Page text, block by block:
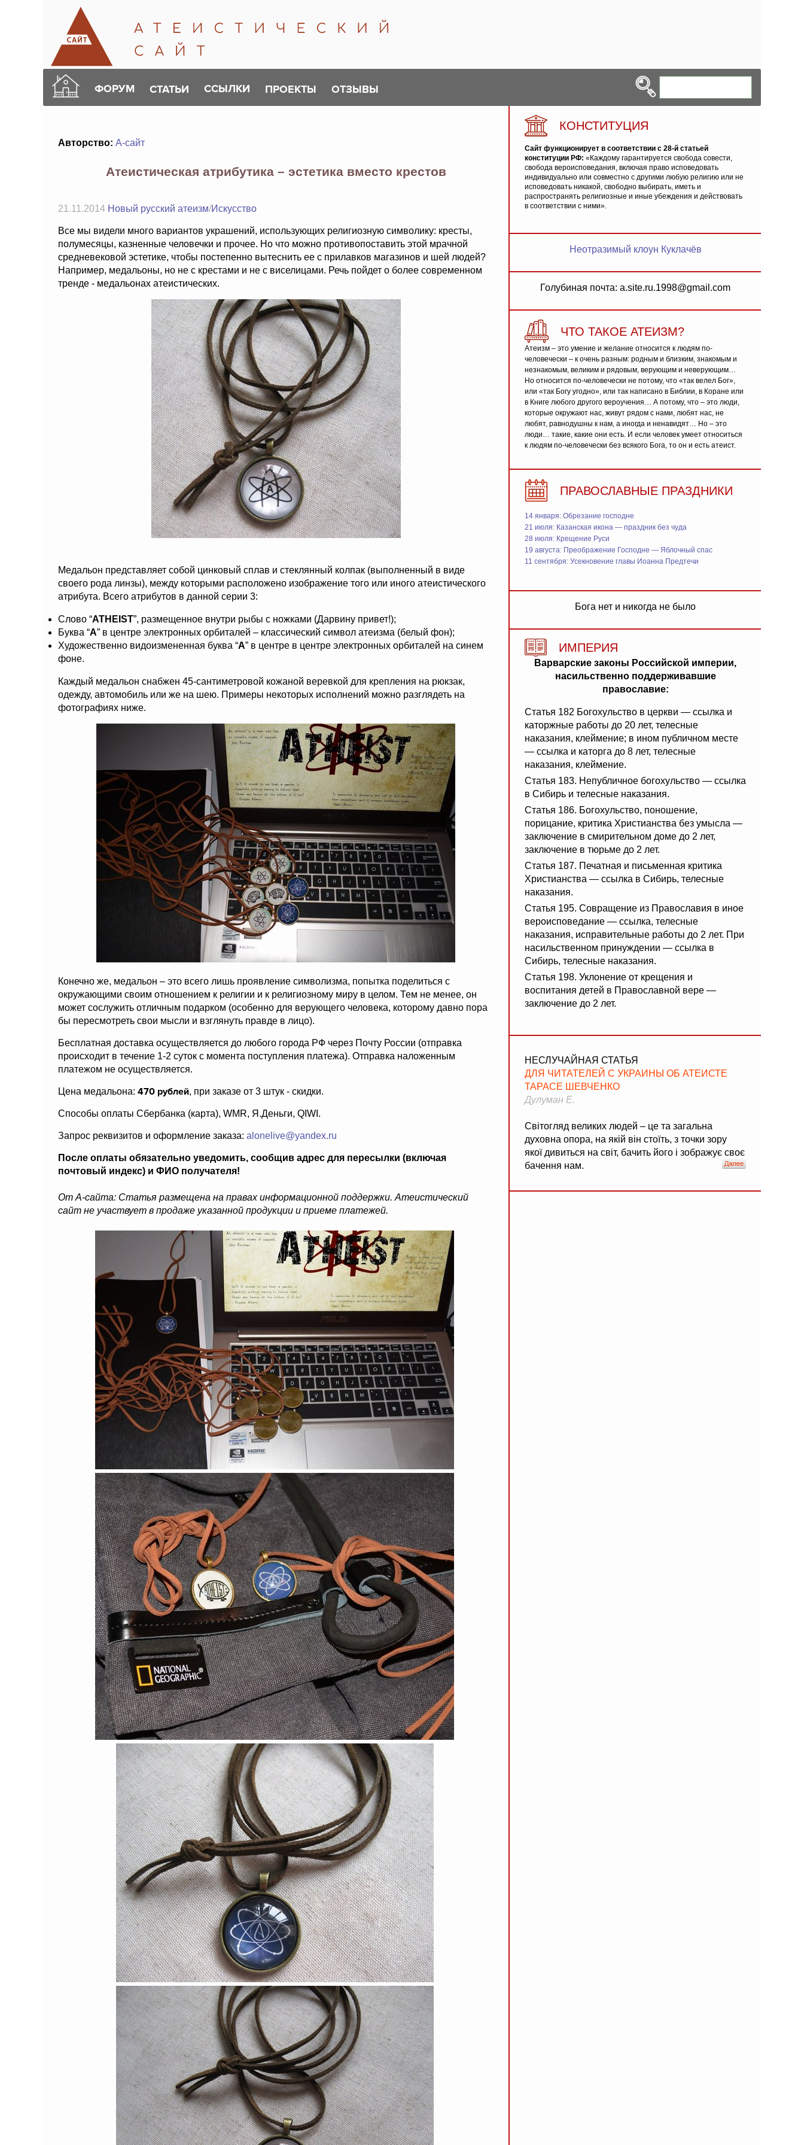
ФОРУМ СТАТЬИ ССЫЛКИ ПРОЕКТЫ ОТЗЫВЫ
Авторство: А-сайт
Атеистическая атрибутика – эстетика вместо крестов
21.11.2014 Новый русский атеизм/Искусство
Все мы видели много вариантов украшений, использующих религиозную символику: кресты,
полумесяцы, казненные человечки и прочее. Но что можно противопоставить этой мрачной
средневековой эстетике, чтобы постепенно вытеснить ее с прилавков магазинов и шей людей?
Например, медальоны, но не с крестами и не с виселицами. Речь пойдет о более современном
тренде - медальонах атеистических.
Медальон представляет собой цинковый сплав и стеклянный колпак (выполненный в виде
своего рода линзы), между которыми расположено изображение того или иного атеистического
атрибута. Всего атрибутов в данной серии 3:
Слово “ATHEIST”, размещенное внутри рыбы с ножками (Дарвину привет!);
Буква “A” в центре электронных орбиталей – классический символ атеизма (белый фон);
Художественно видоизмененная буква “A” в центре в центре электронных орбиталей на синем
фоне.
Каждый медальон снабжен 45-сантиметровой кожаной веревкой для крепления на рюкзак,
одежду, автомобиль или же на шею. Примеры некоторых исполнений можно разглядеть на
фотографиях ниже.
Конечно же, медальон – это всего лишь проявление символизма, попытка поделиться с
окружающими своим отношением к религии и к религиозному миру в целом. Тем не менее, он
может сослужить отличным подарком (особенно для верующего человека, которому давно пора
бы пересмотреть свои мысли и взглянуть правде в лицо).
Бесплатная доставка осуществляется до любого города РФ через Почту России (отправка
происходит в течение 1-2 суток с момента поступления платежа). Отправка наложенным
платежом не осуществляется.
Цена медальона: 470 рублей, при заказе от 3 штук - скидки.
Способы оплаты Сбербанка (карта), WMR, Я.Деньги, QIWI.
Запрос реквизитов и оформление заказа: alonelive@yandex.ru
После оплаты обязательно уведомить, сообщив адрес для пересылки (включая
почтовый индекс) и ФИО получателя!
От А-сайта: Статья размещена на правах информационной поддержки. Атеистический
сайт не участвует в продаже указанной продукции и приеме платежей.
КОНСТИТУЦИЯ
Сайт функционирует в соответствии с 28-й статьей
конституции РФ: «Каждому гарантируется свобода совести,
свобода вероисповедания, включая право исповедовать
индивидуально или совместно с другими любую религию или не
исповедовать никакой, свободно выбирать, иметь и
распространять религиозные и иные убеждения и действовать
в соответствии с ними».
Неотразимый клоун Куклачёв
Голубиная почта: a.site.ru.1998@gmail.com
ЧТО ТАКОЕ АТЕИЗМ?
Атеизм – это умение и желание относится к людям по-
человечески – к очень разным: родным и близким, знакомым и
незнакомым, великим и рядовым, верующим и неверующим…
Но относится по-человечески не потому, что «так велел Бог»,
или «так Богу угодно», или так написано в Библии, в Коране или
в Книге любого другого вероучения… А потому, что – это люди,
которые окружают нас, живут рядом с нами, любят нас, не
любят, равнодушны к нам, а иногда и ненавидят… Но – это
люди… такие, какие они есть. И если человек умеет относиться
к людям по-человечески без всякого Бога, то он и есть атеист.
ПРАВОСЛАВНЫЕ ПРАЗДНИКИ
14 января: Обрезание господне
21 июля: Казанская икона — праздник без чуда
28 июля: Крещение Руси
19 августа: Преображение Господне — Яблочный спас
11 сентября: Усекновение главы Иоанна Предтечи
Бога нет и никогда не было
ИМПЕРИЯ
Варварские законы Российской империи,
насильственно поддерживавшие
православие:
Статья 182 Богохульство в церкви — ссылка и
каторжные работы до 20 лет, телесные
наказания, клеймение; в ином публичном месте
— ссылка и каторга до 8 лет, телесные
наказания, клеймение.
Статья 183. Непубличное богохульство — ссылка
в Сибирь и телесные наказания.
Статья 186. Богохульство, поношение,
порицание, критика Христианства без умысла —
заключение в смирительном доме до 2 лет,
заключение в тюрьме до 2 лет.
Статья 187. Печатная и письменная критика
Христианства — ссылка в Сибирь, телесные
наказания.
Статья 195. Совращение из Православия в иное
вероисповедание — ссылка, телесные
наказания, исправительные работы до 2 лет. При
насильственном принуждении — ссылка в
Сибирь, телесные наказания.
Статья 198. Уклонение от крещения и
воспитания детей в Православной вере —
заключение до 2 лет.
НЕСЛУЧАЙНАЯ СТАТЬЯ
ДЛЯ ЧИТАТЕЛЕЙ С УКРАИНЫ ОБ АТЕИСТЕ
ТАРАСЕ ШЕВЧЕНКО
Дулуман Е.
Світогляд великих людей – це та загальна
духовна опора, на якій він стоїть, з точки зору
якої дивиться на світ, бачить його і зображує своє
бачення нам.